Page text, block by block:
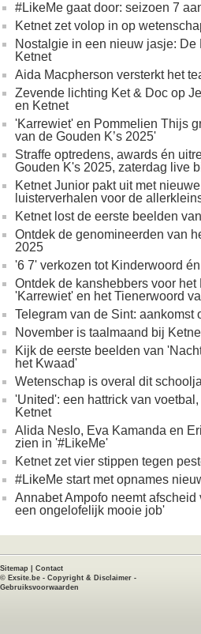
#LikeMe gaat door: seizoen 7
Ketnet zet volop in op
Nostalgie in een nieuw jasje:
Ketnet
Aida Macpherson versterkt het
Zevende lichting Ket & Doc op
en Ketnet
'Karrewiet' en Pommelien Thijs
van de Gouden K’s 2025'
Straffe optredens, awards én
Gouden K's 2025, zaterdag live
Ketnet Junior pakt uit met
luisterverhalen voor de
Ketnet lost de eerste beelden
Ontdek de genomineerden van
2025
'6 7' verkozen tot Kinderwoord
Ontdek de kanshebbers voor het
'Karrewiet' en het Tienerwoord
Telegram van de Sint: aankomst
November is taalmaand bij
Kijk de eerste beelden van
het Kwaad'
Wetenschap is overal dit
'United': een hattrick van
Ketnet
Alida Neslo, Eva Kamanda en
zien in '#LikeMe'
Ketnet zet vier stippen tegen
#LikeMe start met opnames
Annabet Ampofo neemt
een ongelofelijk mooie job'
Sitemap
Contact
© Exsite.be - Copyright & Disclaimer -
Gebruiksvoorwaarden